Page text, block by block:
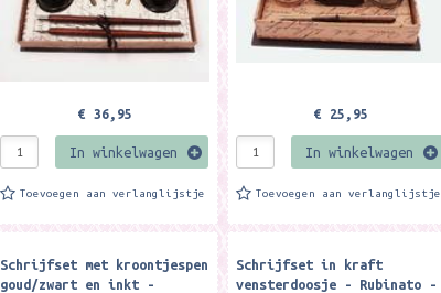
€ 36,95
In winkelwagen
Toevoegen aan verlanglijstje
€ 25,95
In winkelwagen
Toevoegen aan verlanglijstje
Schrijfset met kroontjespen
goud/zwart en inkt -
Schrijfset in kraft
vensterdoosje - Rubinato -